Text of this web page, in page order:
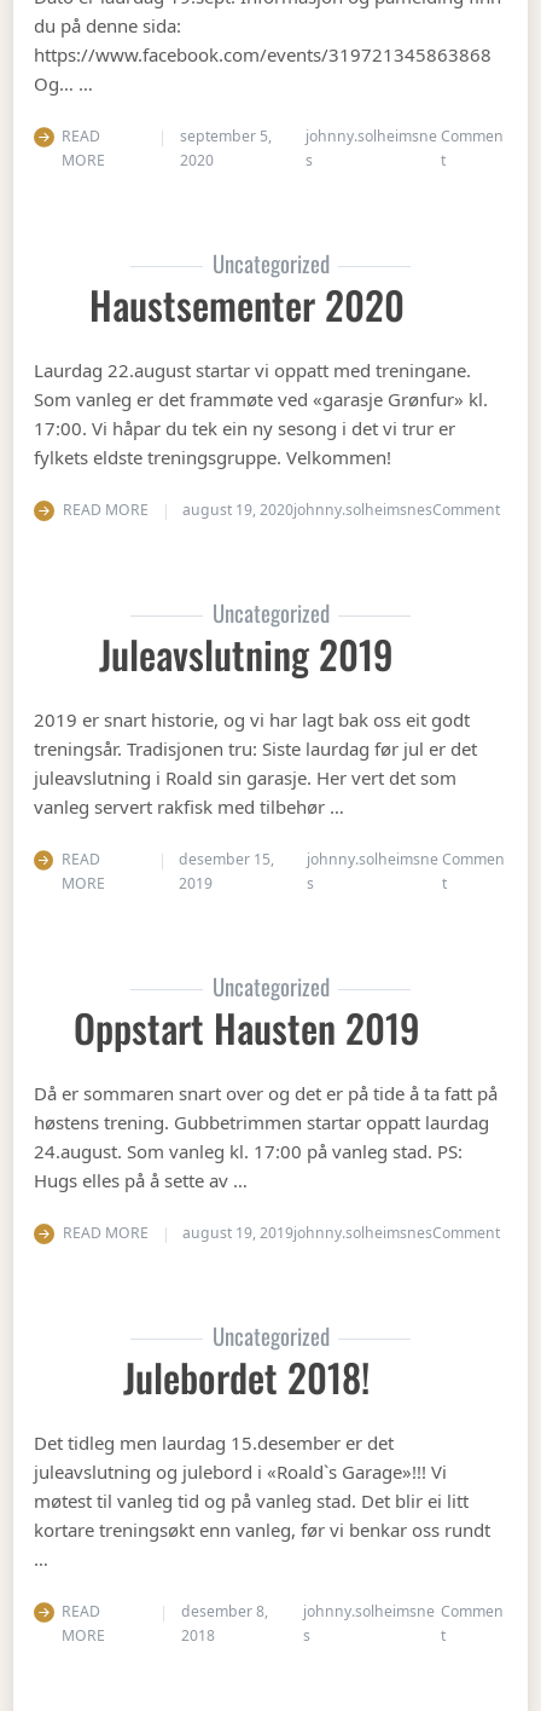
du på denne sida:
https://www.facebook.com/events/319721345863868
Og… …
READ
MORE
september 5,
2020
johnny.solheimsne
s
Commen
ton Gubbetur
Uncategorized
Haustsementer 2020
Laurdag 22.august startar vi oppatt med treningane.
Som vanleg er det frammøte ved «garasje Grønfur» kl.
17:00. Vi håpar du tek ein ny sesong i det vi trur er
fylkets eldste treningsgruppe. Velkommen!
READ MORE august 19, 2020johnny.solheimsnesCommenton
Uncategorized
Juleavslutning 2019
2019 er snart historie, og vi har lagt bak oss eit godt
treningsår. Tradisjonen tru: Siste laurdag før jul er det
juleavslutning i Roald sin garasje. Her vert det som
vanleg servert rakfisk med tilbehør …
READ
MORE
desember 15,
2019
johnny.solheimsne
s
Commen
ton
Uncategorized
Oppstart Hausten 2019
Då er sommaren snart over og det er på tide å ta fatt på
høstens trening. Gubbetrimmen startar oppatt laurdag
24.august. Som vanleg kl. 17:00 på vanleg stad. PS:
Hugs elles på å sette av …
READ MORE august 19, 2019johnny.solheimsnesCommenton
Uncategorized
Julebordet 2018!
Det tidleg men laurdag 15.desember er det
juleavslutning og julebord i «Roald`s Garage»!!! Vi
møtest til vanleg tid og på vanleg stad. Det blir ei litt
kortare treningsøkt enn vanleg, før vi benkar oss rundt
…
READ
MORE
desember 8,
2018
johnny.solheimsne
s
Commen
ton Julebordet